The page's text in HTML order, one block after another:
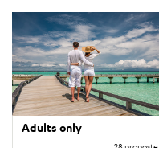
Adults only